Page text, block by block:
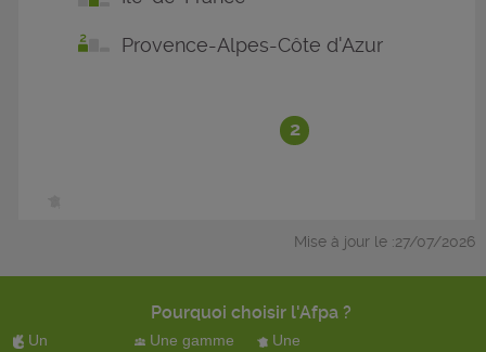
2
Provence-Alpes-Côte d'Azur
Mise à jour le :27/07/2026
Pourquoi choisir l'Afpa ?
Un
Une gamme
Une